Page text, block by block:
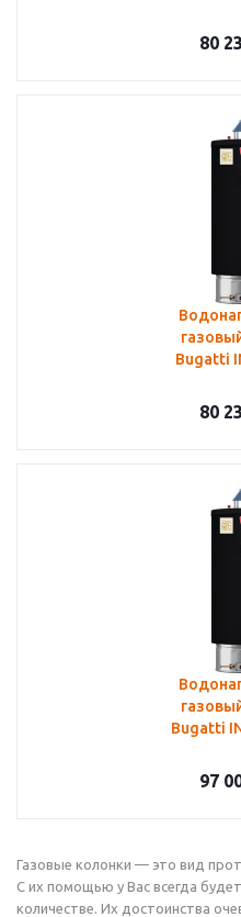
80
Bugatti
80
Bugatti
97
Газовые колонки — это вид
С их помощью у Вас всегда
количестве. Их достоинства